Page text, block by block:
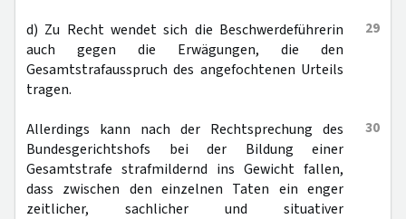
29
d) Zu Recht wendet sich die Beschwerdeführerin
auch gegen die Erwägungen, die den
Gesamtstrafausspruch des angefochtenen Urteils
tragen.
30
Allerdings kann nach der Rechtsprechung des
Bundesgerichtshofs bei der Bildung einer
Gesamtstrafe strafmildernd ins Gewicht fallen,
dass zwischen den einzelnen Taten ein enger
zeitlicher, sachlicher und situativer